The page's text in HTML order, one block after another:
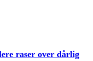
raser over dårlig